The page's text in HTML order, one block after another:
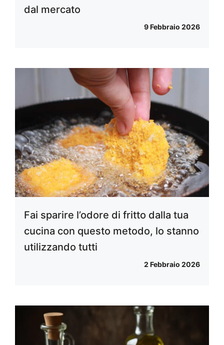
dal mercato
9 Febbraio 2026
Fai sparire l’odore di fritto dalla tua
cucina con questo metodo, lo stanno
utilizzando tutti
2 Febbraio 2026